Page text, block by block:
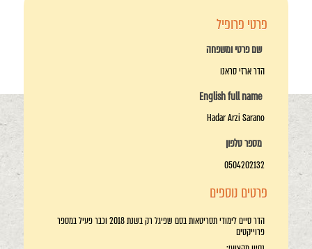
פרטי פרופיל
שם פרטי ומשפחה
הדר ארזי סראנו
English full name
Hadar Arzi Sarano
מספר טלפון
0504202132
פרטים נוספים
הדר סיים לימודי תסריטאות בסם שפיגל רק בשנת 2018 וכבר פעיל במספר
פרוייקטים